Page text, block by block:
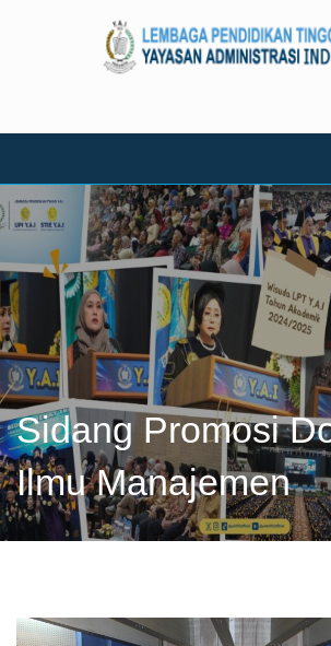
Sidang Promosi
Ilmu Manajemen